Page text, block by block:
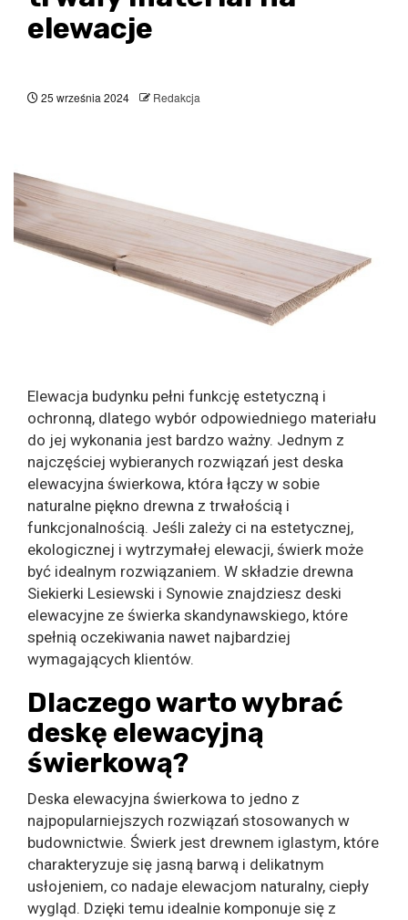
elewacje
25 września 2024 Redakcja
Elewacja budynku pełni funkcję estetyczną i
ochronną, dlatego wybór odpowiedniego materiału
do jej wykonania jest bardzo ważny. Jednym z
najczęściej wybieranych rozwiązań jest deska
elewacyjna świerkowa, która łączy w sobie
naturalne piękno drewna z trwałością i
funkcjonalnością. Jeśli zależy ci na estetycznej,
ekologicznej i wytrzymałej elewacji, świerk może
być idealnym rozwiązaniem. W składzie drewna
Siekierki Lesiewski i Synowie znajdziesz deski
elewacyjne ze świerka skandynawskiego, które
spełnią oczekiwania nawet najbardziej
wymagających klientów.
Dlaczego warto wybrać
deskę elewacyjną
świerkową?
Deska elewacyjna świerkowa to jedno z
najpopularniejszych rozwiązań stosowanych w
budownictwie. Świerk jest drewnem iglastym, które
charakteryzuje się jasną barwą i delikatnym
usłojeniem, co nadaje elewacjom naturalny, ciepły
wygląd. Dzięki temu idealnie komponuje się z